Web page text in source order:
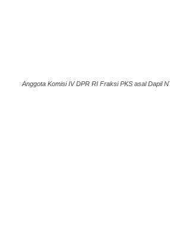
Anggota Komisi IV DPR RI Fraksi PKS asal Dapil